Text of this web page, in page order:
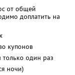
от общей
доплатить на
купонов
один раз
ночи)